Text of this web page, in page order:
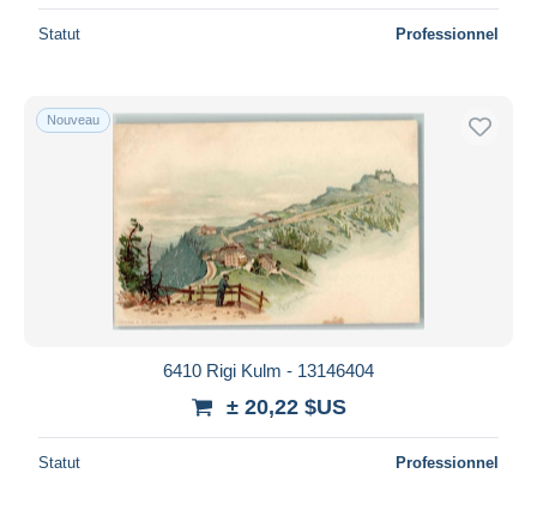
Statut Professionnel
Nouveau
6410 Rigi Kulm - 13146404
± 20,22 $US
Statut Professionnel